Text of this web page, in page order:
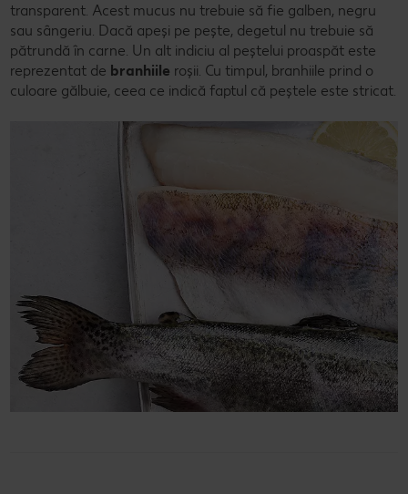
transparent. Acest mucus nu trebuie să fie galben, negru
sau sângeriu. Dacă apeși pe pește, degetul nu trebuie să
pătrundă în carne. Un alt indiciu al peștelui proaspăt este
reprezentat de branhiile roșii. Cu timpul, branhiile prind o
culoare gălbuie, ceea ce indică faptul că peștele este stricat.